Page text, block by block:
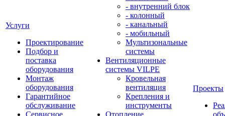
Услуги
Проектирование
Подбор и
поставка
оборудования
Монтаж
оборудования
Гарантийное
обслуживание
Сервисное
- внутренний блок
- колонный
- канальный
- мобильный
Мультизональные
системы
Вентиляционные
системы VILPE
Кровельная
вентиляция
Крепления и
инструменты
Отопление
Проекты